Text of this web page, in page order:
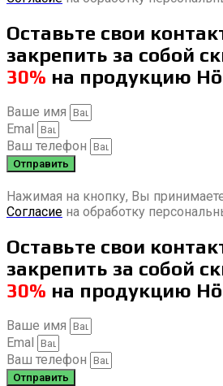
Оставьте свои
закрепить за собой
30% на продукцию
Ваше имя
Emal
Ваш телефон
Отправить
Нажимая на кнопку, Вы
Согласие на обработку
Оставьте свои
закрепить за собой
30% на продукцию
Ваше имя
Emal
Ваш телефон
Отправить